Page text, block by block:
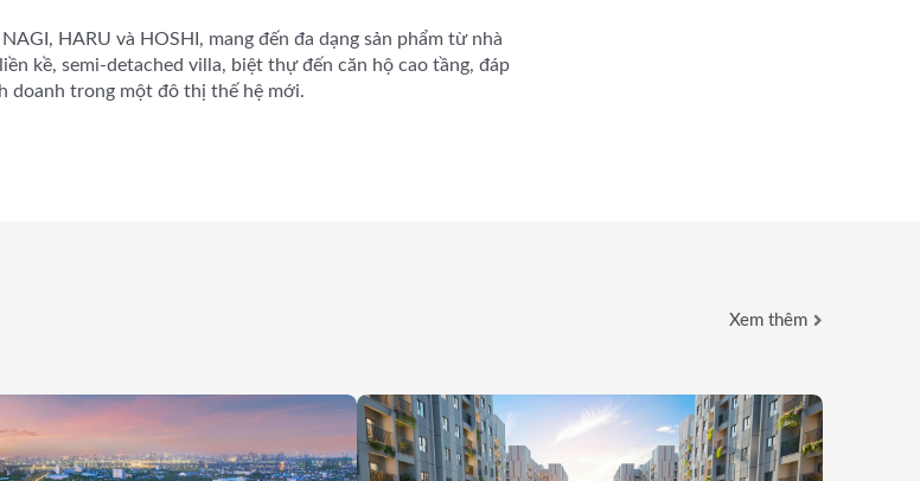
HARU và HOSHI, mang đến đa dạng sản phẩm từ nhà
kề, semi-detached villa, biệt thự đến căn hộ cao tầng, đáp
doanh trong một đô thị thế hệ mới.
Xem thêm